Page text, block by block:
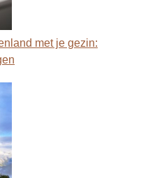
met je gezin: